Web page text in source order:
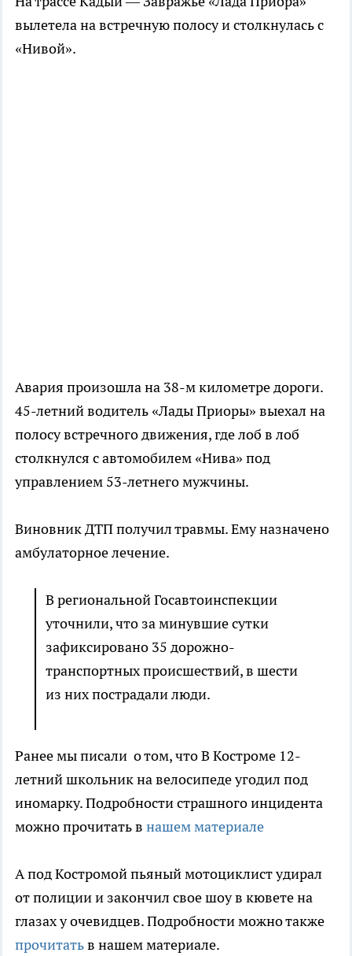
вылетела на встречную полосу и столкнулась с
«Нивой».
Авария произошла на 38-м километре дороги.
45-летний водитель «Лады Приоры» выехал на
полосу встречного движения, где лоб в лоб
столкнулся с автомобилем «Нива» под
управлением 53-летнего мужчины.
Виновник ДТП получил травмы. Ему назначено
амбулаторное лечение.
В региональной Госавтоинспекции
уточнили, что за минувшие сутки
зафиксировано 35 дорожно-
транспортных происшествий, в шести
из них пострадали люди.
Ранее мы писали о том, что В Костроме 12-
летний школьник на велосипеде угодил под
иномарку. Подробности страшного инцидента
можно прочитать в нашем материале
А под Костромой пьяный мотоциклист удирал
от полиции и закончил свое шоу в кювете на
глазах у очевидцев. Подробности можно также
прочитатьв нашем материале.